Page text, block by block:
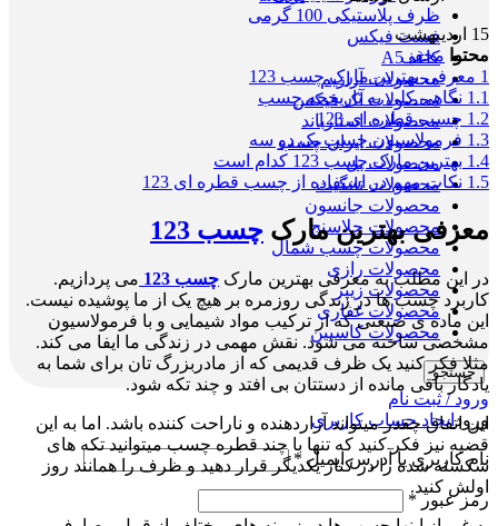
ظرف پلاستیکی 100 گرمی
فست فیکس
کاغذ A5
محصولات آرازیم
محصولات آک فیکس
محصولات استارباند
محصولات ایران چسب
محصولات بل
محصولات تانگیت
محصولات جانسون
محصولات جلاسنج
محصولات چسب شمال
محصولات رازی
محصولات زیپر
محصولات غفاری
محصولات کاسپین
جستجو
ورود / ثبت نام
ورودایجاد حساب کاربری
نام کاربری یا آدرس ایمیل *
رمز عبور*
15 اردیبهشت
محتوا مخفی
1 معرفی بهترین مارک چسب 123
1.1 نگاهی کلی به تاریخچه چسب
1.2 چسب قطره ای 123
1.3 فرمولاسیون چسب یک دو سه
1.4 بهترین مارک چسب 123 کدام است
1.5 نکات مهم در استفاده از چسب قطره ای 123
معرفی بهترین مارک چسب 123
در این مطلب به معرفی بهترین مارک چسب 123
می پردازیم.
کاربرد چسب ها در زندگی روزمره بر هیچ یک از ما پوشیده نیست.
این ماده ی صنعتی که از ترکیب مواد شیمایی و با فرمولاسیون
مشخصی ساخته می شود. نقش مهمی در زندگی ما ایفا می کند.
مثلا فکر کنید یک ظرف قدیمی که از مادربزرگ تان برای شما به
یادگار باقی مانده از دستتان بی افتد و چند تکه شود.
این اتفاق چقدر میتواند آزاردهنده و ناراحت کننده باشد. اما به این
قضیه نیز فکر کنید که تنها با چند قطره چسب میتوانید تکه های
شکسته شده را در کنار یکدیگر قرار دهید و ظرف را همانند روز
اولش کنید.